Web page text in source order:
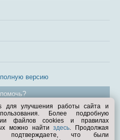
версию
1998—2026
для улучшения работы сайта и
Более подробную
файлов cookies и правилах
можно найтиздесь. Продолжая
подтверждаете, что были